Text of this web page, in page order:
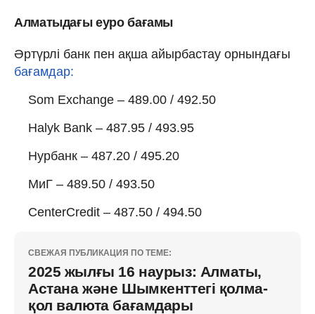
Алматыдағы еуро бағамы
Әртүрлі банк пен ақша айырбастау орнындағы
бағамдар:
Som Exchange – 489.00 / 492.50
Halyk Bank – 487.95 / 493.95
Нурбанк – 487.20 / 495.20
МиГ – 489.50 / 493.50
CenterCredit – 487.50 / 494.50
СВЕЖАЯ ПУБЛИКАЦИЯ ПО ТЕМЕ:
2025 жылғы 16 наурыз: Алматы,
Астана және Шымкенттегі қолма-
қол валюта бағамдары